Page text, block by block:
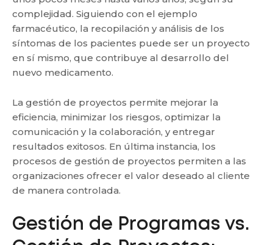
complejidad. Siguiendo con el ejemplo
farmacéutico, la recopilación y análisis de los
síntomas de los pacientes puede ser un proyecto
en sí mismo, que contribuye al desarrollo del
nuevo medicamento.
La gestión de proyectos permite mejorar la
eficiencia, minimizar los riesgos, optimizar la
comunicación y la colaboración, y entregar
resultados exitosos. En última instancia, los
procesos de gestión de proyectos permiten a las
organizaciones ofrecer el valor deseado al cliente
de manera controlada.
Gestión de Programas vs.